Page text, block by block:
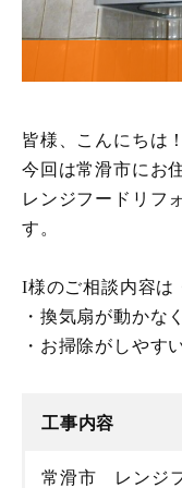
皆様、こんにちは！
今回は常滑市にお
レンジフードリフ
す。
I様のご相談内容は
・換気扇が動かな
・お掃除がしや
工事内容
常滑市 レンジ